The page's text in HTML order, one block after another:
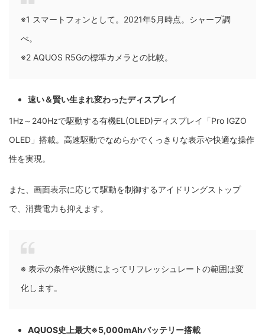
※1 スマートフォンとして。2021年5月時点。シャープ調
べ。
※2 AQUOS R5Gの標準カメラとの比較。
速い＆賢い生まれ変わったディスプレイ
1Hz～240Hzで駆動する有機EL(OLED)ディスプレイ「Pro IGZO
OLED」搭載。高速駆動でなめらかでくっきりな表示や快適な操作
性を実現。
また、画面表示に応じて駆動を制御するアイドリングストップ
で、消費電力も抑えます。
※ 表示の条件や状態によってリフレッシュレートの範囲は変
化します。
AQUOS史上最大※5,000mAhバッテリー搭載